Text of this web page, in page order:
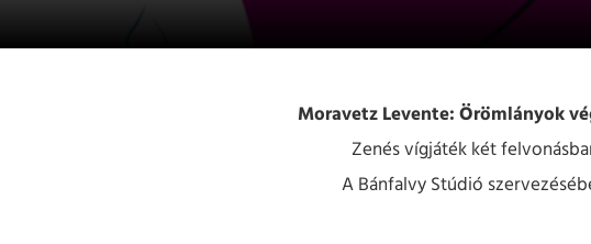
Moravetz Levente: Örömlányok
Zenés vígjáték két
A Bánfalvy Stúdió